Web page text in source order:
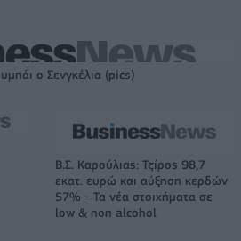
ο Σενγκέλια (pics)
Β.Σ. Καρούλιας: Τζίρος 98,7
εκατ. ευρώ και αύξηση κερδών
57% - Τα νέα στοιχήματα σε
low & non alcohol